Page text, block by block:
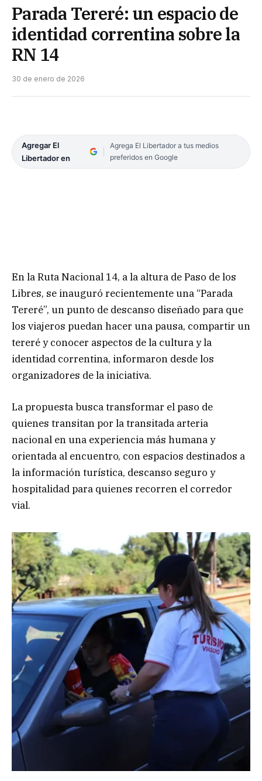
Parada Tereré: un espacio de
identidad correntina sobre la
RN 14
30 de enero de 2026
Agregar El
Libertador en
Agrega El Libertador a tus medios
preferidos en Google
En la Ruta Nacional 14, a la altura de Paso de los
Libres, se inauguró recientemente una “Parada
Tereré”, un punto de descanso diseñado para que
los viajeros puedan hacer una pausa, compartir un
tereré y conocer aspectos de la cultura y la
identidad correntina, informaron desde los
organizadores de la iniciativa.
La propuesta busca transformar el paso de
quienes transitan por la transitada arteria
nacional en una experiencia más humana y
orientada al encuentro, con espacios destinados a
la información turística, descanso seguro y
hospitalidad para quienes recorren el corredor
vial.